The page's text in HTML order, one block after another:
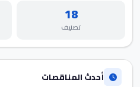
18
تصنيف
أحدث المناقصات